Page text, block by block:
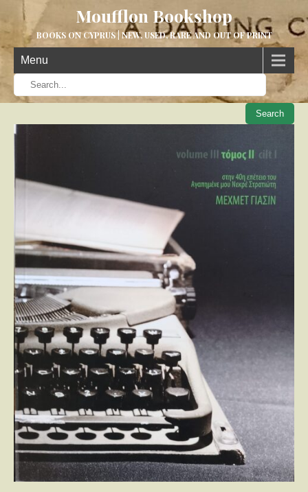
Moufflon Bookshop
BOOKS ON CYPRUS | NEW, USED, RARE AND OUT OF PRINT
Menu
When